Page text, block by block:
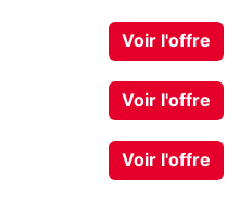
Voir l'offre
Voir l'offre
Voir l'offre